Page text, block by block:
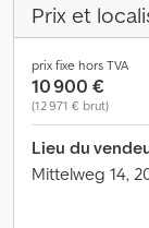
Prix et
prix fixe hors TVA
10 900 €
(12 971 € brut)
Lieu du
Mittelweg 14,